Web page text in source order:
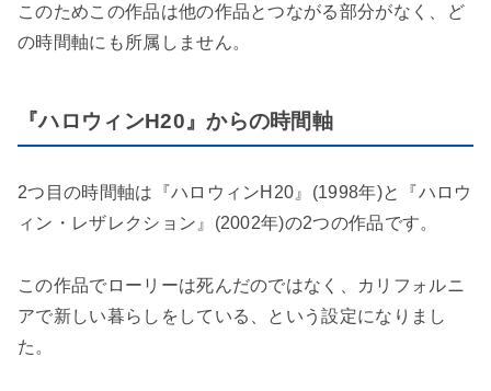
このためこの作品は他の作品とつながる部分がなく、ど
の時間軸にも所属しません。
『ハロウィンH20』からの時間軸
2つ目の時間軸は『ハロウィンH20』(1998年)と『ハロウ
ィン・レザレクション』(2002年)の2つの作品です。
この作品でローリーは死んだのではなく、カリフォルニ
アで新しい暮らしをしている、という設定になりまし
た。